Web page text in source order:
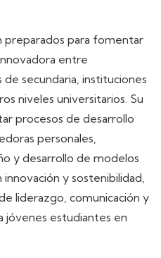
preparados para fomentar
entre
secundaria, instituciones
niveles universitarios. Su
procesos de desarrollo
personales,
y desarrollo de modelos
y sostenibilidad,
liderazgo, comunicación y
jóvenes estudiantes en